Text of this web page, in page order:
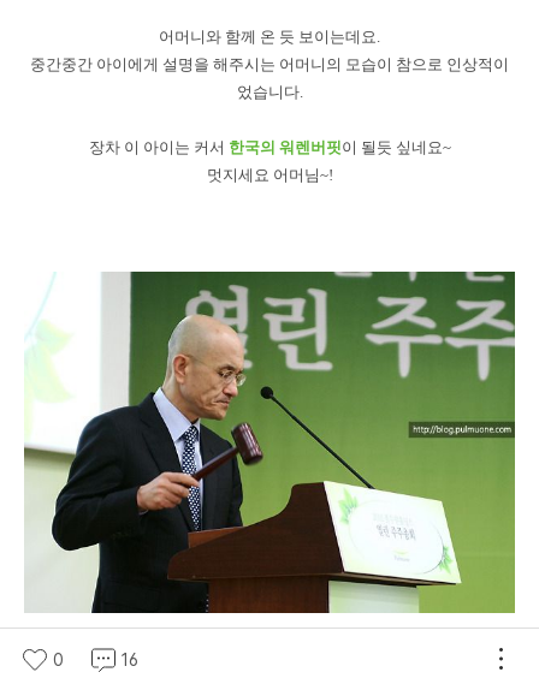
어머니와 함께 온 듯 보이는데요.
중간중간 아이에게 설명을 해주시는 어머니의 모습이 참으로 인상적이
었습니다.
장차 이 아이는 커서 한국의 워렌버핏이 될듯 싶네요~
멋지세요 어머님~!
0 16